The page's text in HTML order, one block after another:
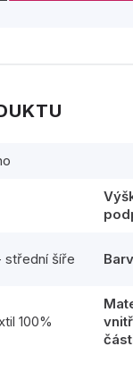
střední šíře
100%